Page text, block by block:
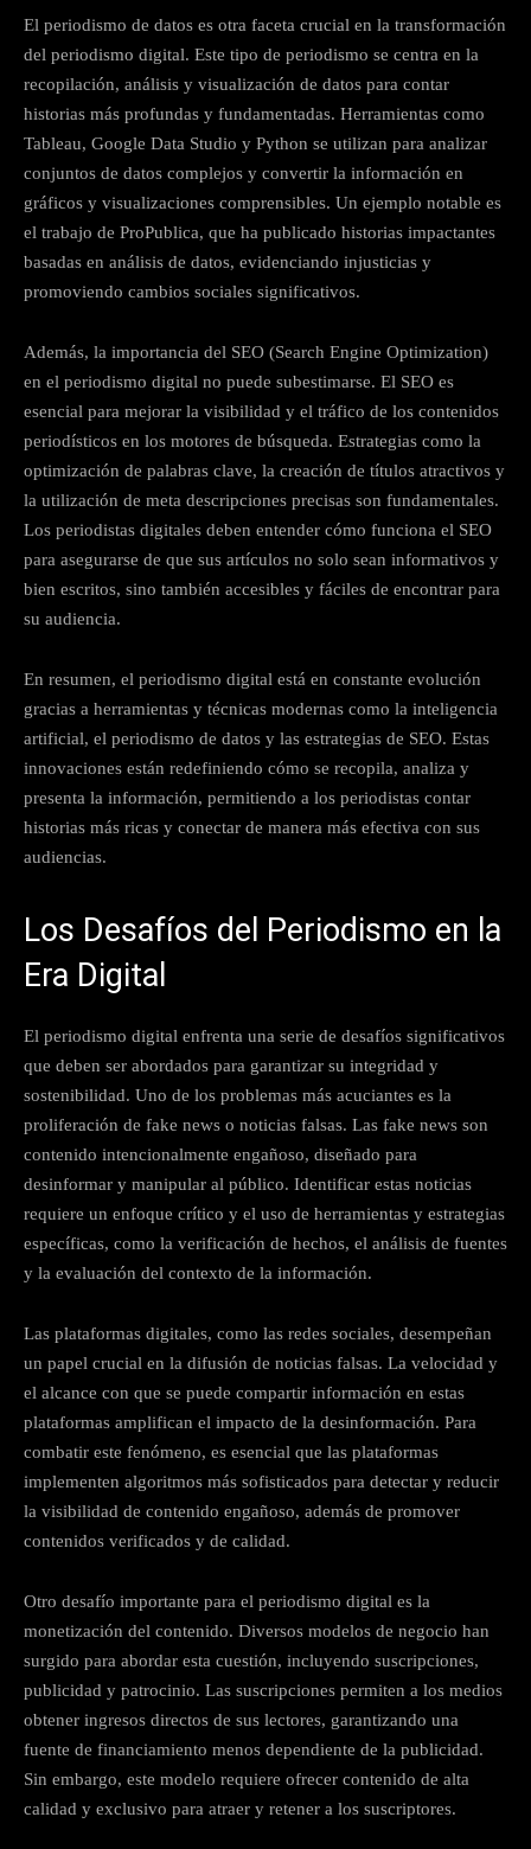
El periodismo de datos es otra faceta crucial en la transformación
del periodismo digital. Este tipo de periodismo se centra en la
recopilación, análisis y visualización de datos para contar
historias más profundas y fundamentadas. Herramientas como
Tableau, Google Data Studio y Python se utilizan para analizar
conjuntos de datos complejos y convertir la información en
gráficos y visualizaciones comprensibles. Un ejemplo notable es
el trabajo de ProPublica, que ha publicado historias impactantes
basadas en análisis de datos, evidenciando injusticias y
promoviendo cambios sociales significativos.
Además, la importancia del SEO (Search Engine Optimization)
en el periodismo digital no puede subestimarse. El SEO es
esencial para mejorar la visibilidad y el tráfico de los contenidos
periodísticos en los motores de búsqueda. Estrategias como la
optimización de palabras clave, la creación de títulos atractivos y
la utilización de meta descripciones precisas son fundamentales.
Los periodistas digitales deben entender cómo funciona el SEO
para asegurarse de que sus artículos no solo sean informativos y
bien escritos, sino también accesibles y fáciles de encontrar para
su audiencia.
En resumen, el periodismo digital está en constante evolución
gracias a herramientas y técnicas modernas como la inteligencia
artificial, el periodismo de datos y las estrategias de SEO. Estas
innovaciones están redefiniendo cómo se recopila, analiza y
presenta la información, permitiendo a los periodistas contar
historias más ricas y conectar de manera más efectiva con sus
audiencias.
Los Desafíos del Periodismo en la
Era Digital
El periodismo digital enfrenta una serie de desafíos significativos
que deben ser abordados para garantizar su integridad y
sostenibilidad. Uno de los problemas más acuciantes es la
proliferación de fake news o noticias falsas. Las fake news son
contenido intencionalmente engañoso, diseñado para
desinformar y manipular al público. Identificar estas noticias
requiere un enfoque crítico y el uso de herramientas y estrategias
específicas, como la verificación de hechos, el análisis de fuentes
y la evaluación del contexto de la información.
Las plataformas digitales, como las redes sociales, desempeñan
un papel crucial en la difusión de noticias falsas. La velocidad y
el alcance con que se puede compartir información en estas
plataformas amplifican el impacto de la desinformación. Para
combatir este fenómeno, es esencial que las plataformas
implementen algoritmos más sofisticados para detectar y reducir
la visibilidad de contenido engañoso, además de promover
contenidos verificados y de calidad.
Otro desafío importante para el periodismo digital es la
monetización del contenido. Diversos modelos de negocio han
surgido para abordar esta cuestión, incluyendo suscripciones,
publicidad y patrocinio. Las suscripciones permiten a los medios
obtener ingresos directos de sus lectores, garantizando una
fuente de financiamiento menos dependiente de la publicidad.
Sin embargo, este modelo requiere ofrecer contenido de alta
calidad y exclusivo para atraer y retener a los suscriptores.